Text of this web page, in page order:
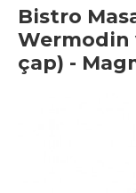
Bistro
Wermodin
çap) -